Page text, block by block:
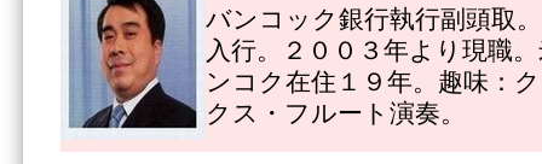
バンコック銀行執行副頭取
入行。２００３年より現職
ンコク在住１９年。趣味：
クス・フルート演奏。